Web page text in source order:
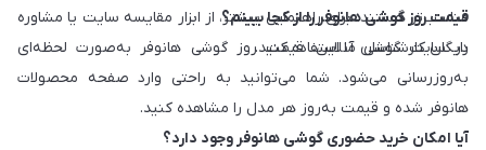
مناسب‌تر هستند. برای راهنمایی بیشتر، از ابزار مقایسه سایت یا مشاوره
رایگان کارشناسان ما استفاده کنید.
قیمت روز گوشی هانوفر را از کجا ببینم؟
در سایت گوشی آنلاین، قیمت روز گوشی هانوفر به‌صورت لحظه‌ای
به‌روزرسانی می‌شود. شما می‌توانید به راحتی وارد صفحه محصولات
هانوفر شده و قیمت به‌روز هر مدل را مشاهده کنید.
آیا امکان خرید حضوری گوشی هانوفر وجود دارد؟